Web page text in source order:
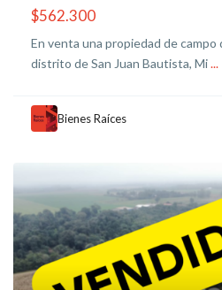
$562.300
En venta una propiedad de campo
distrito de San Juan Bautista, Mi...
Bienes Raíces